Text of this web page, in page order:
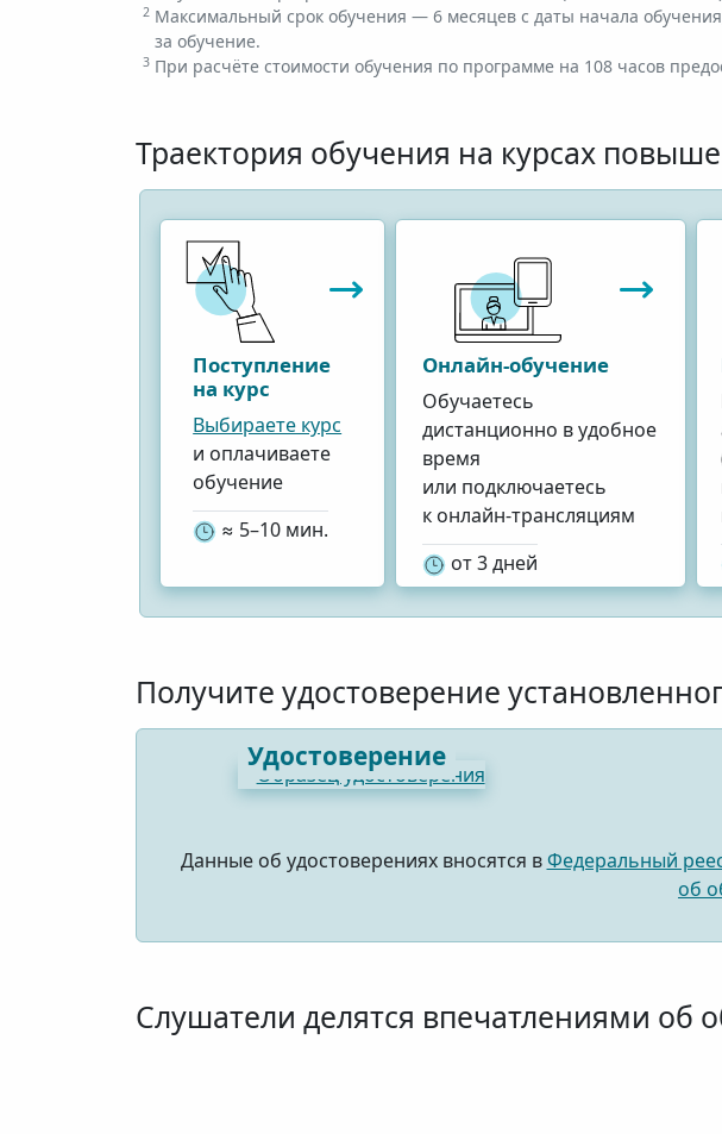
2 Максимальный срок обучения — 6 месяцев с даты начала
за обучение.
3 При расчёте стоимости обучения по программе на 108 часов
Траектория обучения на курсах
Поступление
на курс
Выбираете курс
и оплачиваете
обучение
≈ 5–10 мин.
Онлайн-обучение
Обучаетесь
дистанционно в удобное
время
или подключаетесь
к онлайн-трансляциям
от 3 дней
Получите удостоверение
Удостоверение
Данные об удостоверениях вносятся вФедеральный
об
Слушатели делятся впечатлениями об